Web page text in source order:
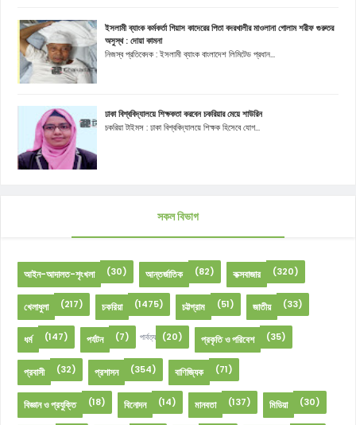
ইসলামী ব্যাংক কর্মকর্তা গিয়াস কাদেরের পিতা বদরখালীর মাওলানা গোলাম শরীফ গুরুতর
অসুস্থ : দোয়া কামনা
নিজস্ব প্রতিবেদক : ইসলামী ব্যাংক বাংলাদেশ লিমিটেড প্রধান...
ঢাকা বিশ্ববিদ্যালয়ে শিক্ষকতা করবেন চকরিয়ার মেয়ে শাউরিন
চকরিয়া টাইমস : ঢাকা বিশ্ববিদ্যালয়ে শিক্ষক হিসেবে যোগ...
সকল বিভাগ
আইন-আদালত-শৃংখলা (30) আন্তর্জাতিক (82) কক্সবাজার (320)
খেলাধুলা (217) চকরিয়া (1475) চট্টগ্রাম (51) জাতীয় (33)
ধর্ম (147) পর্যটন (7) পার্বত্য (20) প্রকৃতি ও পরিবেশ (35)
প্রবাসী (32) প্রশাসন (354) বাণিজ্যিক (71)
বিজ্ঞান ও প্রযুক্তি (18) বিনোদন (14) মানবতা (137) মিডিয়া (30)